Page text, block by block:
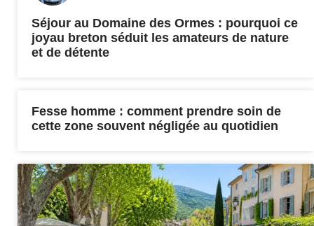
Séjour au Domaine des Ormes : pourquoi ce
joyau breton séduit les amateurs de nature
et de détente
Fesse homme : comment prendre soin de
cette zone souvent négligée au quotidien